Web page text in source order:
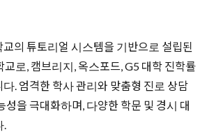
의 튜토리얼 시스템을 기반으로 설립된
교로, 캠브리지, 옥스포드, G5 대학 진학률
. 엄격한 학사 관리와 맞춤형 진로 상담
성을 극대화하며, 다양한 학문 및 경시 대
.